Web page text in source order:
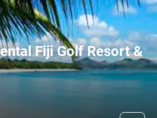
Fiji Golf Resort &